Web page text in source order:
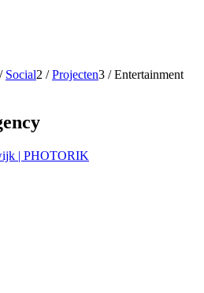
/ Social2 / Projecten3 / Entertainment
| PHOTORIK